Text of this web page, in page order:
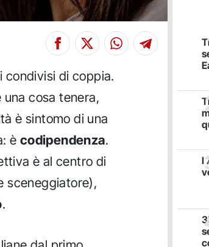
condivisi di coppia.
cosa tenera,
è sintomo di una
è codipendenza.
è al centro di
sceneggiatore),
.
I